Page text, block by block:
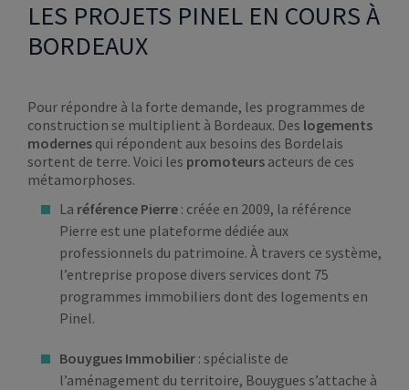
LES PROJETS PINEL EN COURS À
BORDEAUX
Pour répondre à la forte demande, les programmes de
construction se multiplient à Bordeaux. Des logements
modernes qui répondent aux besoins des Bordelais
sortent de terre. Voici les promoteurs acteurs de ces
métamorphoses.
La référence Pierre : créée en 2009, la référence
Pierre est une plateforme dédiée aux
professionnels du patrimoine. À travers ce système,
l’entreprise propose divers services dont 75
programmes immobiliers dont des logements en
Pinel.
Bouygues Immobilier : spécialiste de
l’aménagement du territoire, Bouygues s’attache à